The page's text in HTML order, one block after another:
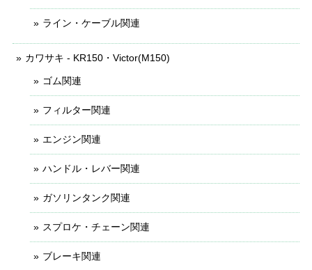
ライン・ケーブル関連
カワサキ - KR150・Victor(M150)
ゴム関連
フィルター関連
エンジン関連
ハンドル・レバー関連
ガソリンタンク関連
スプロケ・チェーン関連
ブレーキ関連